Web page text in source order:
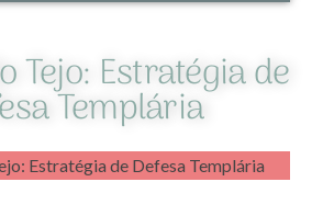
Tejo: Estratégia de
Templária